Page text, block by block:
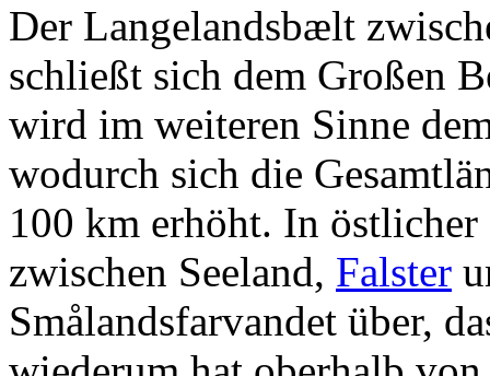
Der Langelandsbælt
schließt sich dem Großen
wird im weiteren Sinne
wodurch sich die
100 km erhöht. In
zwischen Seeland, Falster
Smålandsfarvandet über,